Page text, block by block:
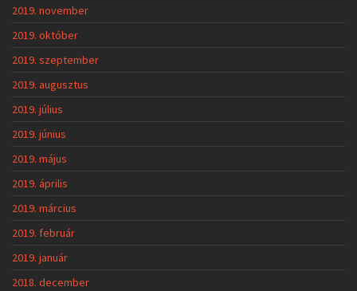
2019. november
2019. október
2019. szeptember
2019. augusztus
2019. július
2019. június
2019. május
2019. április
2019. március
2019. február
2019. január
2018. december